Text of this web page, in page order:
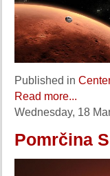
Published in
Read more...
Wednesday, 18
Pomrčina